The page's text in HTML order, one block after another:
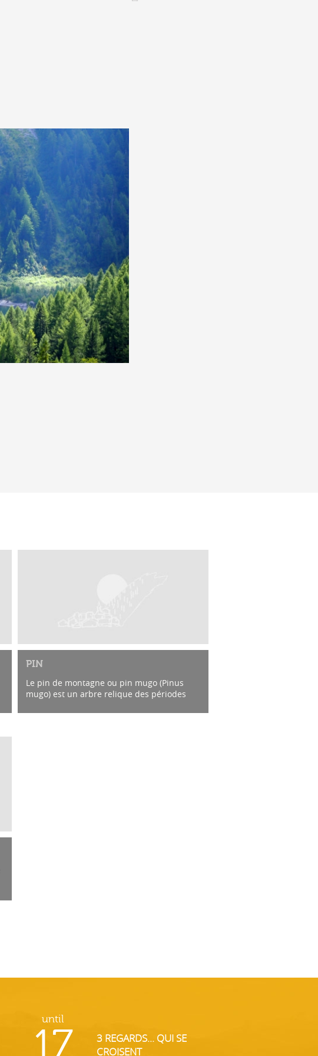
Lire et/ou s'inscrire à la newsletter
Figurer sur notre newsletter
Boîtes à idées
PIN
Le pin de montagne ou pin mugo (Pinus
mugo) est un arbre relique des périodes
montagneuses d’Europe. L’espèce est
until
17
3 REGARDS... QUI SE
CROISENT